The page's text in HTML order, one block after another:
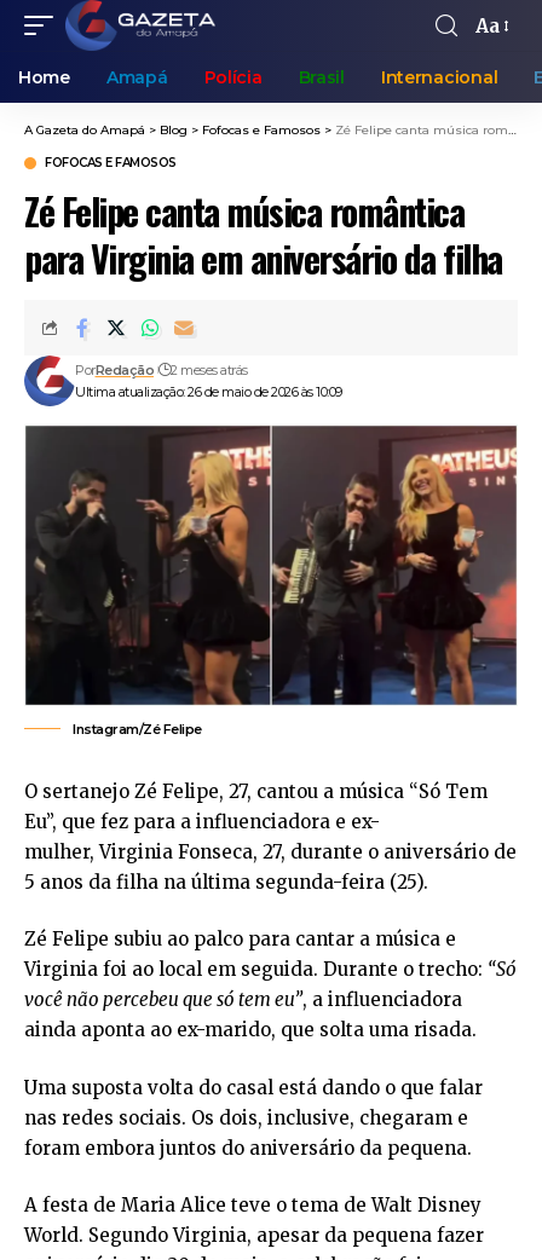
Aa
Home Amapá Polícia Brasil Internacional
A Gazeta do Amapá > Blog > Fofocas e Famosos > Zé Felipe canta música romântica para Virginia em aniversário da filha
FOFOCAS E FAMOSOS
Zé Felipe canta música romântica
para Virginia em aniversário da filha
Ultima atualização: 26 de maio de 2026 às 10:09
PorRedação 2 meses atrás
Instagram/Zé Felipe
O sertanejo Zé Felipe, 27, cantou a música “Só Tem
Eu”, que fez para a influenciadora e ex-
mulher, Virginia Fonseca, 27, durante o aniversário de
5 anos da filha na última segunda-feira (25).
Zé Felipe subiu ao palco para cantar a música e
Virginia foi ao local em seguida. Durante o trecho: “Só
você não percebeu que só tem eu”, a influenciadora
ainda aponta ao ex-marido, que solta uma risada.
Uma suposta volta do casal está dando o que falar
nas redes sociais. Os dois, inclusive, chegaram e
foram embora juntos do aniversário da pequena.
A festa de Maria Alice teve o tema de Walt Disney
World. Segundo Virginia, apesar da pequena fazer